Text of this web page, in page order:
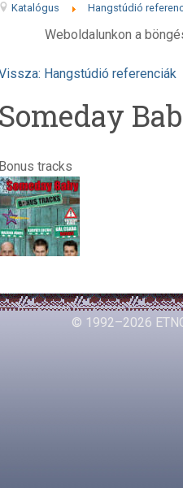
Katalógus Hangstúdió
Weboldalunkon a
Hangstúdió referenciák
Someday
Bonus tracks
© 1992–2026